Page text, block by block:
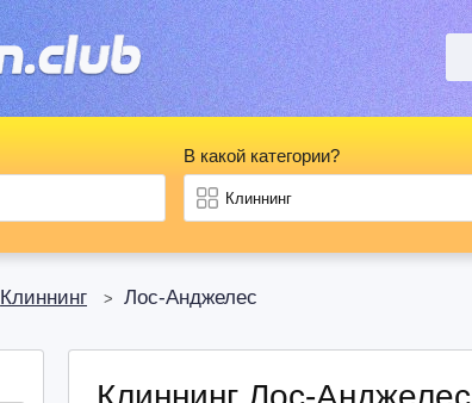
Клиннинг > Лос-Анджелес
В какой категории?